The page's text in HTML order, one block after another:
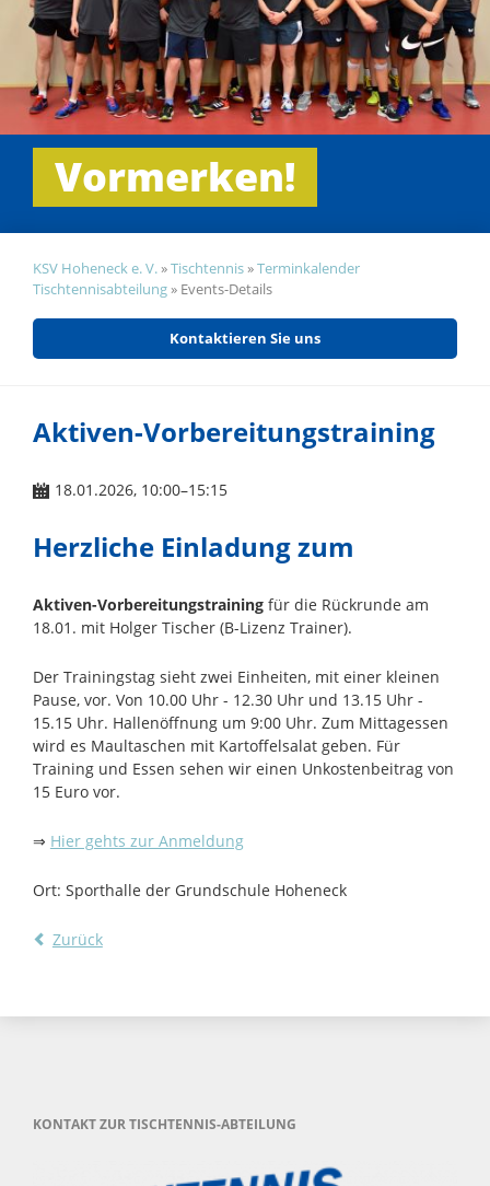
Vormerken!
KSV Hoheneck e. V.»Tischtennis»Terminkalender
Tischtennisabteilung» Events-Details
Kontaktieren Sie uns
Aktiven-Vorbereitungstraining
18.01.2026, 10:00–15:15
Herzliche Einladung zum
Aktiven-Vorbereitungstrainingfür die Rückrunde am
18.01. mit Holger Tischer (B-Lizenz Trainer).
Der Trainingstag sieht zwei Einheiten, mit einer kleinen
Pause, vor. Von 10.00 Uhr - 12.30 Uhr und 13.15 Uhr -
15.15 Uhr. Hallenöffnung um 9:00 Uhr. Zum Mittagessen
wird es Maultaschen mit Kartoffelsalat geben. Für
Training und Essen sehen wir einen Unkostenbeitrag von
15 Euro vor.
⇒ Hier gehts zur Anmeldung
Ort: Sporthalle der Grundschule Hoheneck
Zurück
KONTAKT ZUR TISCHTENNIS-ABTEILUNG